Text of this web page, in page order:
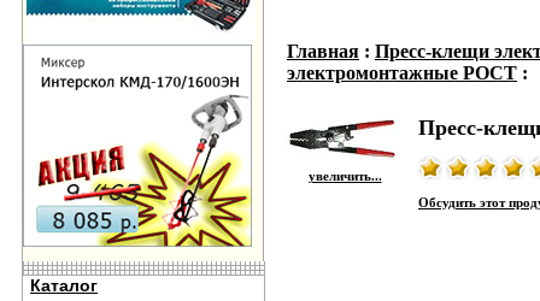
Каталог
Главная : Пресс-клещи
электромонтажные РОСТ :
увеличить...
Пресс-
Обсудить этот